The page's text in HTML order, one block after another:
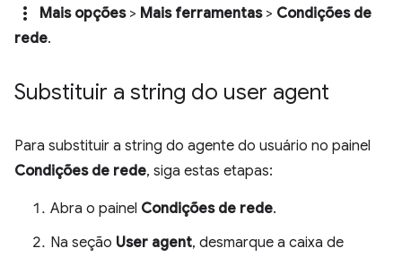
more_vert Mais opções> Mais ferramentas> Condições de
rede.
Substituir a string do user agent
Para substituir a string do agente do usuário no painel
Condições de rede, siga estas etapas:
Abra o painel Condições de rede.
Na seção User agent, desmarque a caixa de